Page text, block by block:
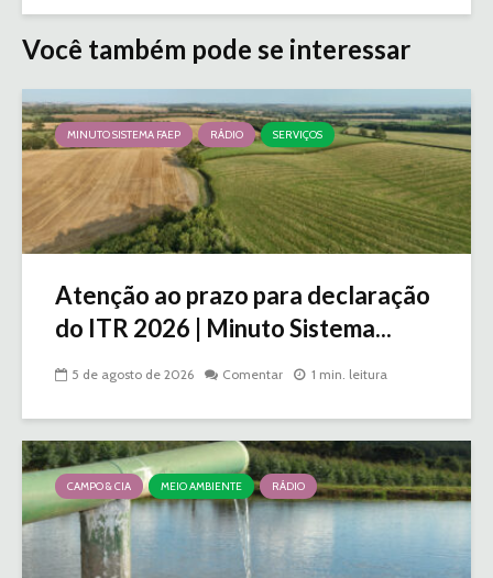
Você também pode se interessar
MINUTO SISTEMA FAEP RÁDIO SERVIÇOS
Atenção ao prazo para declaração
do ITR 2026 | Minuto Sistema...
5 de agosto de 2026 Comentar 1 min. leitura
CAMPO & CIA MEIO AMBIENTE RÁDIO